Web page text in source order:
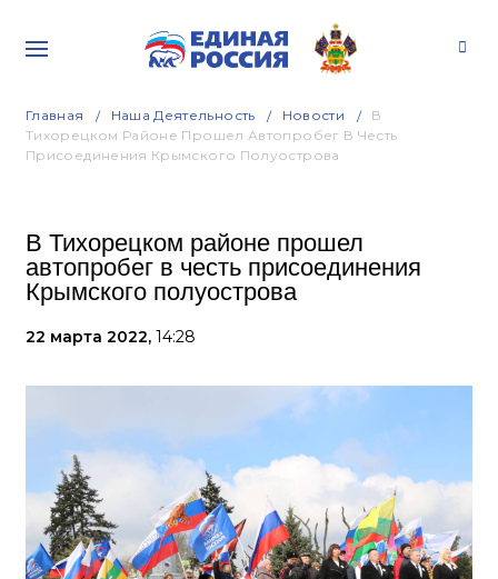
Главная Наша Деятельность Новости
В
Тихорецком Районе Прошел Автопробег В Честь
Присоединения Крымского Полуострова
В Тихорецком районе прошел
автопробег в честь присоединения
Крымского полуострова
22 марта 2022, 14:28